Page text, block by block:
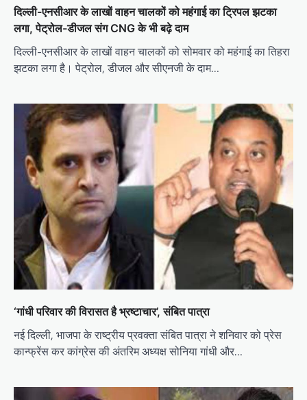
दिल्ली-एनसीआर के लाखों वाहन चालकों को महंगाई का ट्रिपल झटका
लगा, पेट्रोल-डीजल संग CNG के भी बढ़े दाम
दिल्ली-एनसीआर के लाखों वाहन चालकों को सोमवार को महंगाई का तिहरा
झटका लगा है। पेट्रोल, डीजल और सीएनजी के दाम…
‘गांधी परिवार की विरासत है भ्रष्टाचार’, संबित पात्रा
नई दिल्ली, भाजपा के राष्ट्रीय प्रवक्ता संबित पात्रा ने शनिवार को प्रेस
कान्फ्रेंस कर कांग्रेस की अंतरिम अध्यक्ष सोनिया गांधी और…